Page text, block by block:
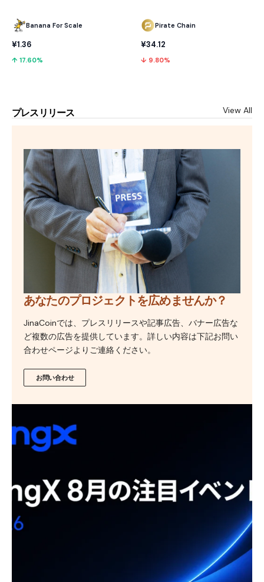
Banana For Scale
¥1.36
↑ 17.60%
Pirate Chain
¥34.12
↓ 9.80%
プレスリリース View All
あなたのプロジェクトを広めませんか？
JinaCoinでは、プレスリリースや記事広告、バナー広告な
ど複数の広告を提供しています。詳しい内容は下記お問い
合わせページよりご連絡ください。
お問い合わせ